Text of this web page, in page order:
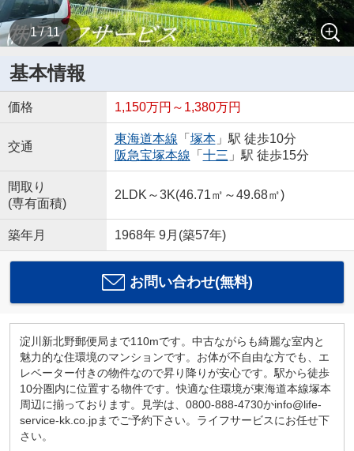
1 / 11
基本情報
価格 1,150万円～1,380万円
交通
東海道本線 「 塚本」駅 徒歩10分
阪急宝塚本線 「 十三 」駅 徒歩15分
間取り
(専有面積)
2LDK～3K(46.71㎡～49.68㎡)
築年月 1968年 9月(築57年)
お問い合わせ(無料)
淀川新北野郵便局まで110mです。中古ながらも綺麗な室内と
魅力的な住環境のマンションです。お体が不自由な方でも、エ
レベーター付きの物件なので昇り降りが安心です。駅から徒歩
10分圏内に位置する物件です。快適な住環境が東海道本線塚本
周辺に揃っております。見学は、0800-888-4730かinfo@life-
service-kk.co.jpまでご予約下さい。ライフサービスにお任せ下
さい。